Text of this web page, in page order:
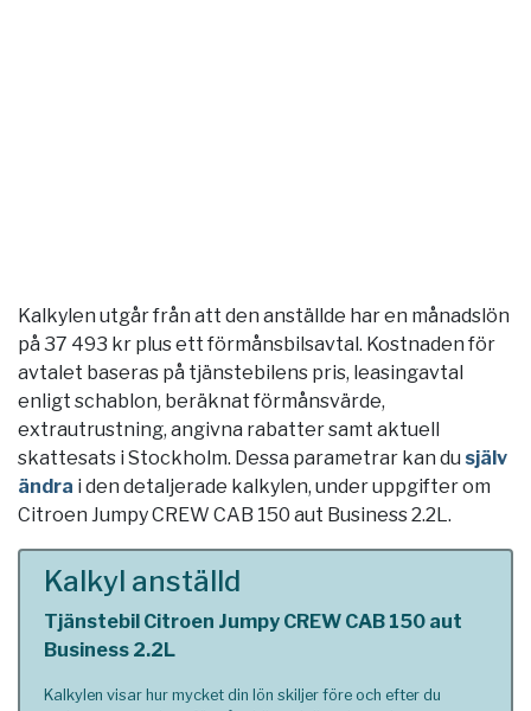
Kalkylen utgår från att den anställde har en månadslön
på 37 493 kr plus ett förmånsbilsavtal. Kostnaden för
avtalet baseras på tjänstebilens pris, leasingavtal
enligt schablon, beräknat förmånsvärde,
extrautrustning, angivna rabatter samt aktuell
skattesats i Stockholm. Dessa parametrar kan du själv
ändra i den detaljerade kalkylen, under uppgifter om
Citroen Jumpy CREW CAB 150 aut Business 2.2L.
Kalkyl anställd
Tjänstebil Citroen Jumpy CREW CAB 150 aut
Business 2.2L
Kalkylen visar hur mycket din lön skiljer före och efter du